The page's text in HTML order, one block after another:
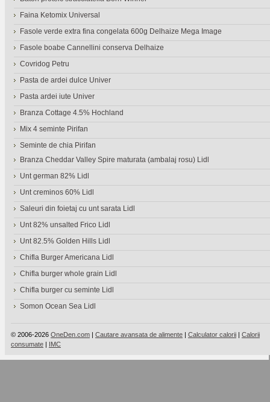
Faina Ketomix Universal
Fasole verde extra fina congelata 600g Delhaize Mega Image
Fasole boabe Cannellini conserva Delhaize
Covridog Petru
Pasta de ardei dulce Univer
Pasta ardei iute Univer
Branza Cottage 4.5% Hochland
Mix 4 seminte Pirifan
Seminte de chia Pirifan
Branza Cheddar Valley Spire maturata (ambalaj rosu) Lidl
Unt german 82% Lidl
Unt creminos 60% Lidl
Saleuri din foietaj cu unt sarata Lidl
Unt 82% unsalted Frico Lidl
Unt 82.5% Golden Hills Lidl
Chifla Burger Americana Lidl
Chifla burger whole grain Lidl
Chifla burger cu seminte Lidl
Somon Ocean Sea Lidl
© 2006-2026 OneDen.com | Cautare avansata de alimente | Calculator calorii | Calorii
consumate | IMC